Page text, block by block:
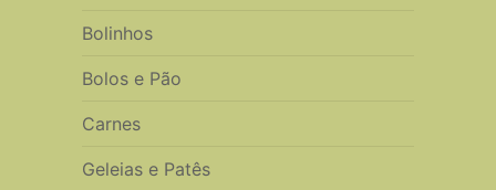
Bolinhos
Bolos e Pão
Carnes
Geleias e Patês